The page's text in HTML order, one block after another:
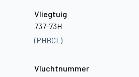
Vliegtuig
737-73H
(PHBCL)
Vluchtnummer